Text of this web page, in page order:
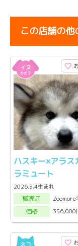
この店舗の
ハスキー×アラス
ラミュート
2026.5.4生まれ
販売店
Zoomore
価格
356,000